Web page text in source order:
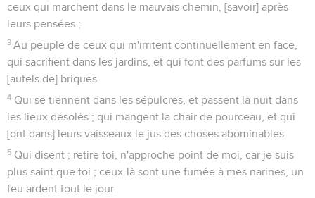
ceux qui marchent dans le mauvais chemin, [savoir] après
leurs pensées ;
3 Au peuple de ceux qui m'irritent continuellement en face,
qui sacrifient dans les jardins, et qui font des parfums sur les
[autels de] briques.
4 Qui se tiennent dans les sépulcres, et passent la nuit dans
les lieux désolés ; qui mangent la chair de pourceau, et qui
[ont dans] leurs vaisseaux le jus des choses abominables.
5 Qui disent ; retire toi, n'approche point de moi, car je suis
plus saint que toi ; ceux-là sont une fumée à mes narines, un
feu ardent tout le jour.